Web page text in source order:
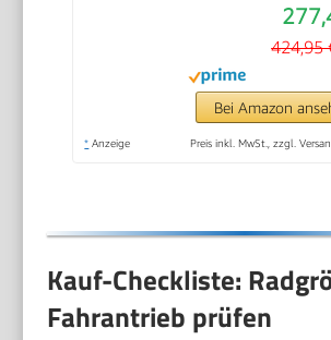
Kit, 63L
25-75 mm
Schnitthöhe, inkl.
4,0Ah + 2X
Ladegerät)
424,95
Bei Amazon
* Anzeige Preis inkl. MwSt., zzgl.
Kauf-Checkliste:
Fahrantrieb prüfen